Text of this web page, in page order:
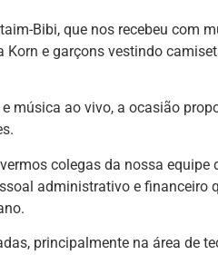
Bibi, que nos recebeu com
Korn e garçons vestindo
música ao vivo, a ocasião
colegas da nossa equipe
administrativo e financeiro
principalmente na área de